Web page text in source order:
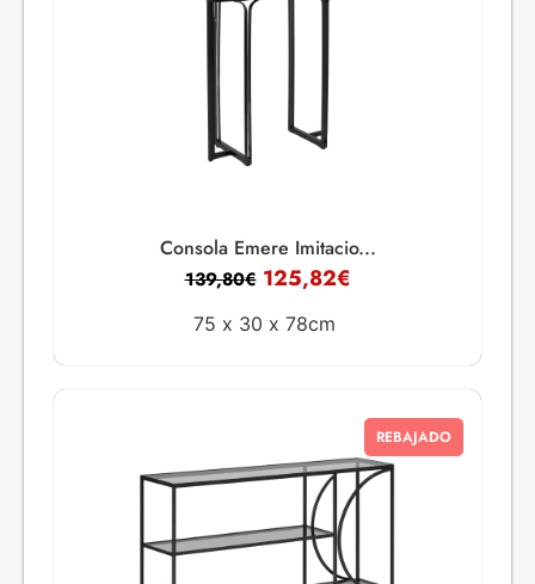
Consola Emere Imitacio...
139,80€ 125,82€
75 x 30 x 78cm
REBAJADO